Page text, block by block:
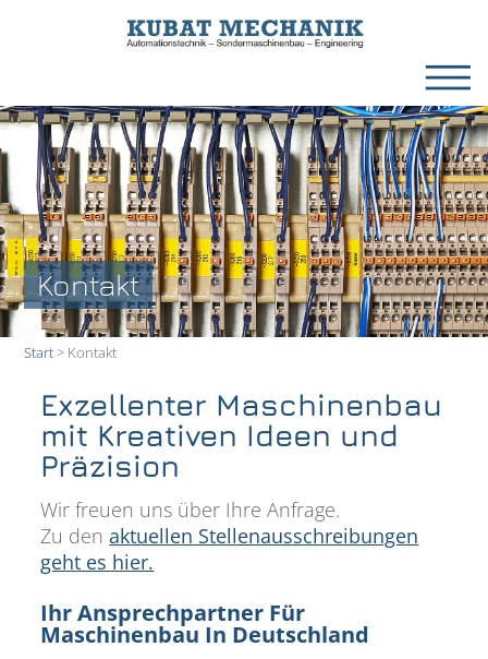
Kontakt
Start> Kontakt
Exzellenter Maschinenbau
mit Kreativen Ideen und
Präzision
Wir freuen uns über Ihre Anfrage.
Zu denaktuellen Stellenausschreibungen
geht es hier.
Ihr Ansprechpartner Für
Maschinenbau In Deutschland